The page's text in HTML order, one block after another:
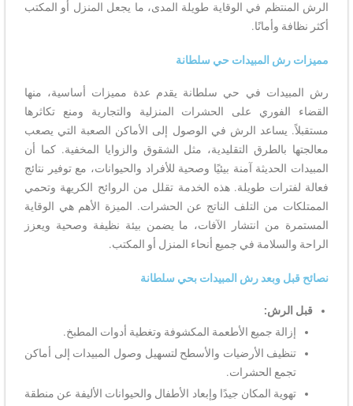
الرش المنتظم في الوقاية طويلة المدى، ما يجعل المنزل أو المكتب
أكثر نظافة وأمانًا.
مميزات رش المبيدات حي سلطانة
رش المبيدات في حي سلطانة يقدم عدة مميزات أساسية، منها
القضاء الفوري على الحشرات المنزلية والتجارية ومنع تكاثرها
مستقبلاً. يساعد الرش في الوصول إلى الأماكن الصعبة التي يصعب
معالجتها بالطرق التقليدية، مثل الشقوق والزوايا المخفية. كما أن
المبيدات الحديثة آمنة بيئيًا وصحية للأفراد والحيوانات، مع توفير نتائج
فعالة لفترات طويلة. هذه الخدمة تقلل من الروائح الكريهة وتحمي
الممتلكات من التلف الناتج عن الحشرات. الميزة الأهم هي الوقاية
المستمرة من انتشار الآفات، ما يضمن بيئة نظيفة وصحية ويعزز
الراحة والسلامة في جميع أنحاء المنزل أو المكتب.
نصائح قبل وبعد رش المبيدات بحي سلطانة
قبل الرش:
إزالة جميع الأطعمة المكشوفة وتغطية أدوات المطبخ.
تنظيف الأرضيات والأسطح لتسهيل وصول المبيدات إلى أماكن
تجمع الحشرات.
تهوية المكان جيدًا وإبعاد الأطفال والحيوانات الأليفة عن منطقة